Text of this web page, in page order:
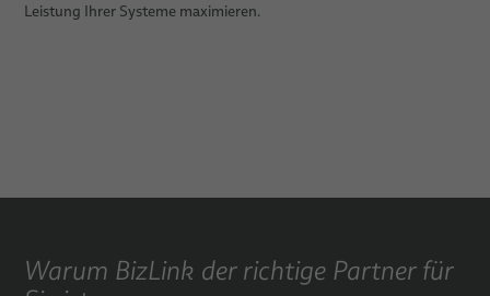
Leistung Ihrer Systeme maximieren.
Warum BizLink der richtige Partner für